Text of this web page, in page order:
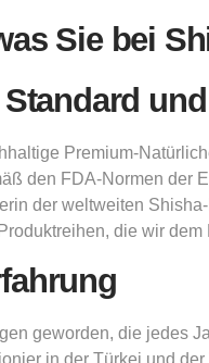
Sie bei
Premium-
den FDA-Normen der
der weltweiten
die wir
geworden, die jedes
in der Türkei und